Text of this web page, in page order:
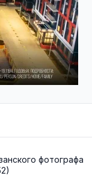
фотографа